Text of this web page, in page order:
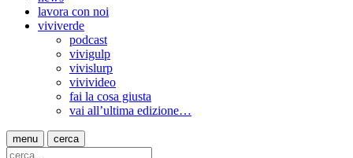
lavora con noi
viviverde
podcast
vivigulp
vivislurp
vivivideo
fai la cosa giusta
vai all’ultima edizione…
menu cerca